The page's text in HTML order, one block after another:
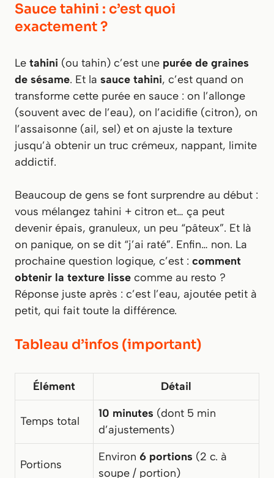
Sauce tahini : c’est quoi
exactement ?
Le tahini (ou tahin) c’est une purée de graines
de sésame. Et la sauce tahini, c’est quand on
transforme cette purée en sauce : on l’allonge
(souvent avec de l’eau), on l’acidifie (citron), on
l’assaisonne (ail, sel) et on ajuste la texture
jusqu’à obtenir un truc crémeux, nappant, limite
addictif.
Beaucoup de gens se font surprendre au début :
vous mélangez tahini + citron et… ça peut
devenir épais, granuleux, un peu “pâteux”. Et là
on panique, on se dit “j’ai raté”. Enfin… non. La
prochaine question logique, c’est : comment
obtenir la texture lisse comme au resto ?
Réponse juste après : c’est l’eau, ajoutée petit à
petit, qui fait toute la différence.
Tableau d’infos (important)
Élément Détail
Temps total
10 minutes (dont 5 min
d’ajustements)
Portions
Environ 6 portions (2 c. à
soupe / portion)